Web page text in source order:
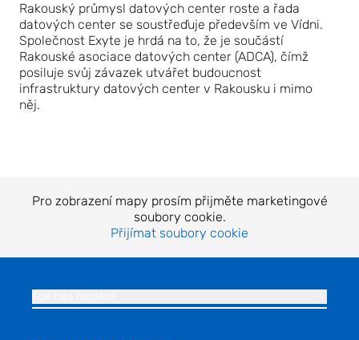
Rakouský průmysl datových center roste a řada
datových center se soustřeďuje především ve Vídni.
Společnost Exyte je hrdá na to, že je součástí
Rakouské asociace datových center (ADCA), čímž
posiluje svůj závazek utvářet budoucnost
infrastruktury datových center v Rakousku i mimo
něj.
Pro zobrazení mapy prosím přijměte marketingové
soubory cookie.
Přijímat soubory cookie